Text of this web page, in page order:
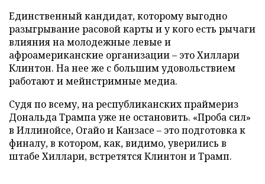
Единственный кандидат, которому выгодно
разыгрывание расовой карты и у кого есть рычаги
влияния на молодежные левые и
афроамериканские организации – это Хиллари
Клинтон. На нее же с большим удовольствием
работают и мейнстримные медиа.
Судя по всему, на республиканских праймериз
Дональда Трампа уже не остановить. «Проба сил»
в Иллинойсе, Огайо и Канзасе – это подготовка к
финалу, в котором, как, видимо, уверились в
штабе Хиллари, встретятся Клинтон и Трамп.